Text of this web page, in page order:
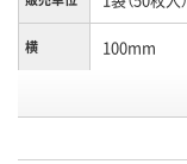
横 100mm